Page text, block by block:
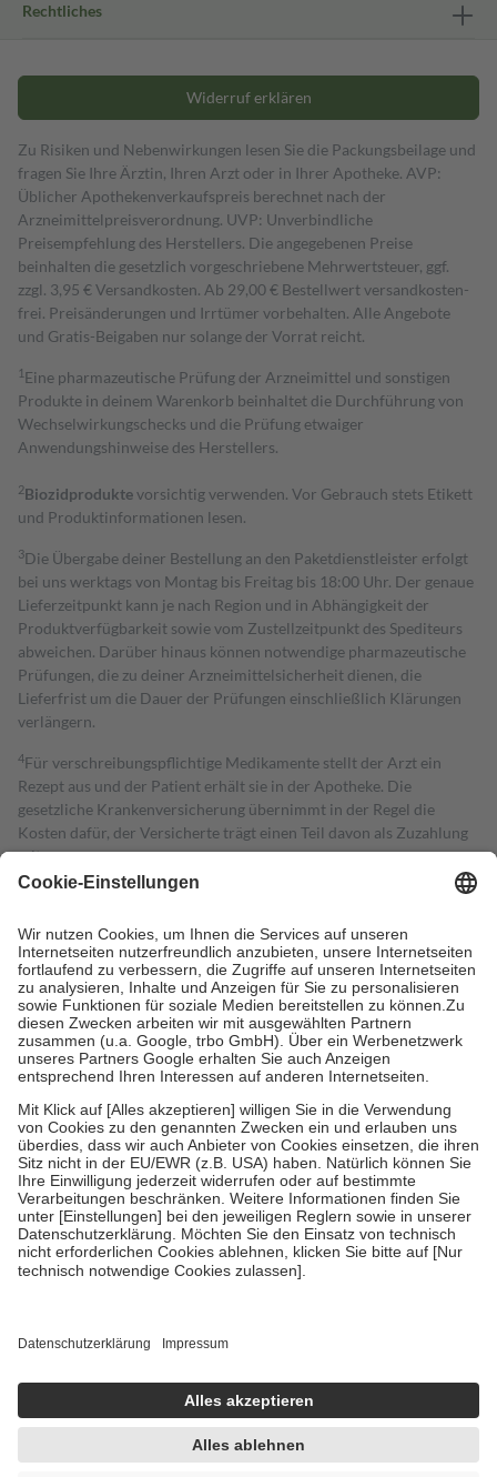
Rechtliches
Widerruf erklären
Zu Risiken und Nebenwirkungen lesen Sie die Packungsbeilage und
fragen Sie Ihre Ärztin, Ihren Arzt oder in Ihrer Apotheke. AVP:
Üblicher Apothekenverkaufspreis berechnet nach der
Arzneimittelpreisverordnung. UVP: Unverbindliche
Preisempfehlung des Herstellers. Die angegebenen Preise
beinhalten die gesetzlich vorgeschriebene Mehrwertsteuer, ggf.
zzgl. 3,95 € Versandkosten. Ab 29,00 € Bestell­wert versand­kosten­
frei. Preisänderungen und Irrtümer vorbehalten. Alle Angebote
und Gratis-Beigaben nur solange der Vorrat reicht.
1 Eine pharmazeutische Prüfung der Arzneimittel und sonstigen
Produkte in deinem Warenkorb beinhaltet die Durchführung von
Wechselwirkungschecks und die Prüfung etwaiger
Anwendungshinweise des Herstellers.
2Biozidproduktevorsichtig verwenden. Vor Gebrauch stets Etikett
und Produktinformationen lesen.
3Die Übergabe deiner Bestellung an den Paketdienstleister erfolgt
bei uns werktags von Montag bis Freitag bis 18:00 Uhr. Der genaue
Lieferzeitpunkt kann je nach Region und in Abhängigkeit der
Produktverfügbarkeit sowie vom Zustellzeitpunkt des Spediteurs
abweichen. Darüber hinaus können notwendige pharmazeutische
Prüfungen, die zu deiner Arzneimittelsicherheit dienen, die
Lieferfrist um die Dauer der Prüfungen einschließlich Klärungen
verlängern.
4Für verschreibungspflichtige Medikamente stellt der Arzt ein
Rezept aus und der Patient erhält sie in der Apotheke. Die
gesetzliche Krankenversicherung übernimmt in der Regel die
Kosten dafür, der Versicherte trägt einen Teil davon als Zuzahlung
mit.
Grundsätzlich leisten Mitglieder Zuzahlungen in Höhe von zehn
höchstens zehn Euro.
Es sind jedoch nie mehr als die tatsächlichen
Kosten der Leistung zu entrichten.
Diese Regeln gelten grundsätzlich auch für Online-Apotheken.
Bei Heilmitteln und häuslicher Krankenpflege beträgt die
Zuzahlung zehn Prozent der Kosten sowie zehn Euro je
Verordnung.
Um das Engagement der Versicherten für ihre eigene Gesundheit zu
stärken und die besondere Stellung der Familie zu unterstützen,
fallenkeine Zuzahlungenan bei:
• Kindern und Jugendlichen bis zum vollendeten 18. Lebensjahr
mit Ausnahme der Fahrkosten
• Untersuchungen zur Vorsorge und Früherkennung, die von der
GKV getragen werden
• empfohlenen Schutzimpfungen
• Harn- und Blutteststreifen
getroffen, um sicherzustellen, dass es sich um echte Bewertungen
https://help.etrusted.com/hc/de/articles/4419944605341
Einige Bilder und Inhalte wurden unter Zuhilfenahme künstlicher